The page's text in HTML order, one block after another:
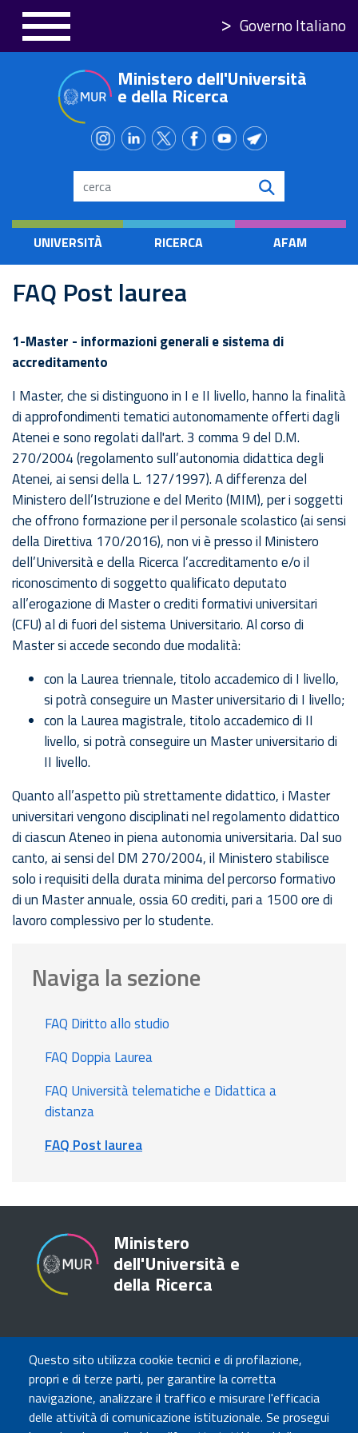
principale
Governo Italiano
Questo sito utilizza cookie tecnici e di profilazione,
propri e di terze parti, per garantire la corretta
navigazione, analizzare il traffico e misurare l'efficacia
delle attività di comunicazione istituzionale. Se prosegui
Ministero dell'Università
e della Ricerca
Search
UNIVERSITÀ RICERCA AFAM
FAQ Post laurea
1-Master - informazioni generali e sistema di
accreditamento
I Master, che si distinguono in I e II livello,hanno la finalità
di approfondimenti tematici autonomamente offerti dagli
Atenei e sono regolati dall'art. 3 comma 9 del D.M.
270/2004(regolamento sull’autonomia didattica degli
Atenei, ai sensi della L. 127/1997).A differenza del
Ministero dell’Istruzione e del Merito (MIM), per i soggetti
che offrono formazione per il personale scolastico (ai sensi
della Direttiva 170/2016), non vi è presso il Ministero
dell’Università e della Ricerca l’accreditamento e/o il
riconoscimento di soggetto qualificato deputato
all’erogazione di Master o crediti formativi universitari
(CFU) al di fuori del sistema Universitario. Al corso di
Master si accede secondo due modalità:
con la Laurea triennale, titolo accademico di I livello,
si potrà conseguire un Master universitario di I livello;
con la Laurea magistrale, titolo accademico di II
livello, si potrà conseguire un Master universitario di
II livello.
Quanto all’aspetto più strettamente didattico, i Master
universitari vengono disciplinati nel regolamento didattico
di ciascun Ateneo in piena autonomia universitaria. Dal suo
canto, ai sensi del DM 270/2004, il Ministero stabilisce
solo i requisiti della durata minima del percorso formativo
di un Master annuale, ossia 60 crediti, pari a 1500 ore di
lavoro complessivo per lo studente.
Naviga la sezione
FAQ Diritto allo studio
FAQ Doppia Laurea
FAQ Università telematiche e Didattica a
distanza
FAQ Post laurea
Ministero
dell'Università e
della Ricerca
TRASPARENZA
Amministrazione Trasparente
Atti di notifica
Albo online
Concorsi